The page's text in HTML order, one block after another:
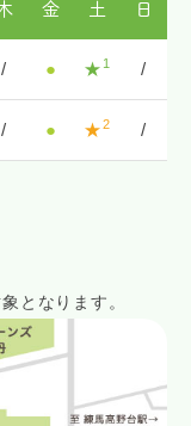
金 土 日
/ ● ★1 /
/ ● ★2 /
となります。